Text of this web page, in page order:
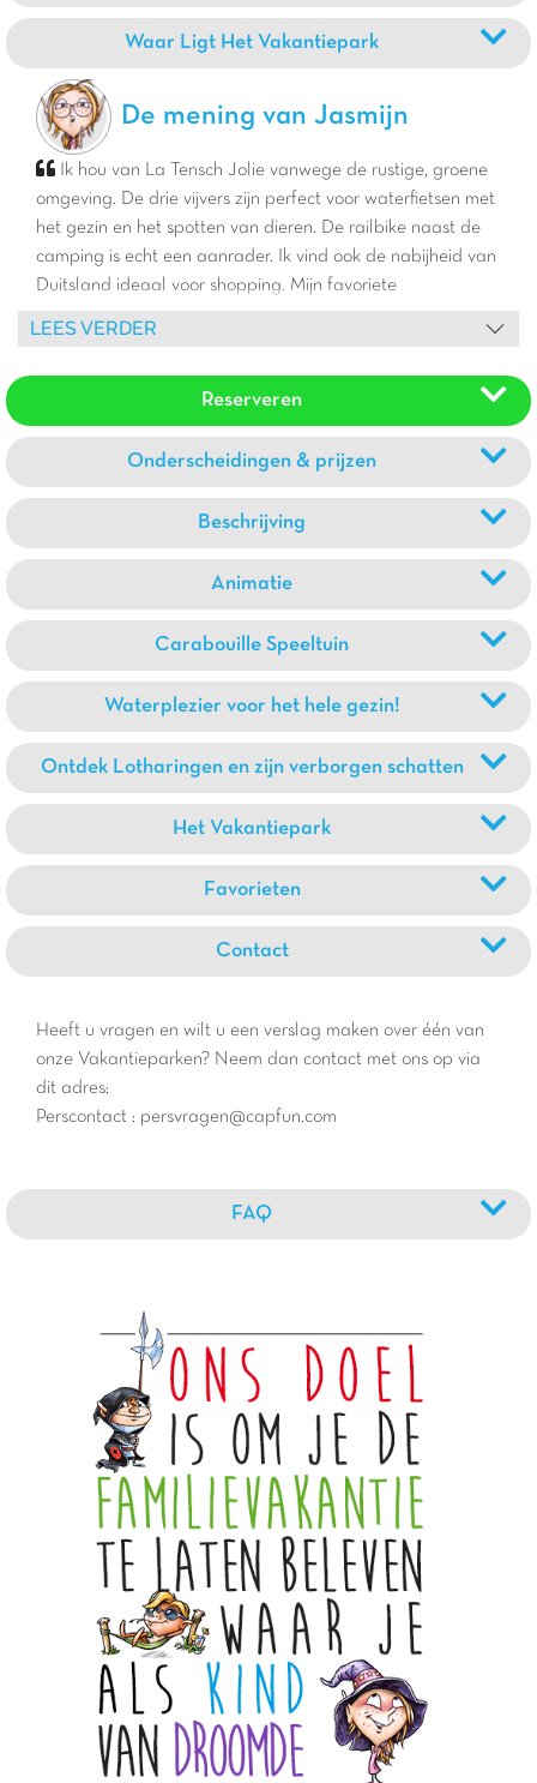
Waar Ligt Het Vakantiepark
De mening van Jasmijn
Ik hou van La Tensch Jolie vanwege de rustige, groene
omgeving. De drie vijvers zijn perfect voor waterfietsen met
het gezin en het spotten van dieren. De railbike naast de
camping is echt een aanrader. Ik vind ook de nabijheid van
Duitsland ideaal voor shopping. Mijn favoriete
accommodatie: de Sun Top TV aan de vijver. Het
LEES VERDER
Reserveren
Onderscheidingen & prijzen
Beschrijving
Animatie
Carabouille Speeltuin
Waterplezier voor het hele gezin!
Ontdek Lotharingen en zijn verborgen schatten
Het Vakantiepark
Favorieten
Contact
Heeft u vragen en wilt u een verslag maken over één van
onze Vakantieparken? Neem dan contact met ons op via
dit adres:
Perscontact : persvragen@capfun.com
FAQ